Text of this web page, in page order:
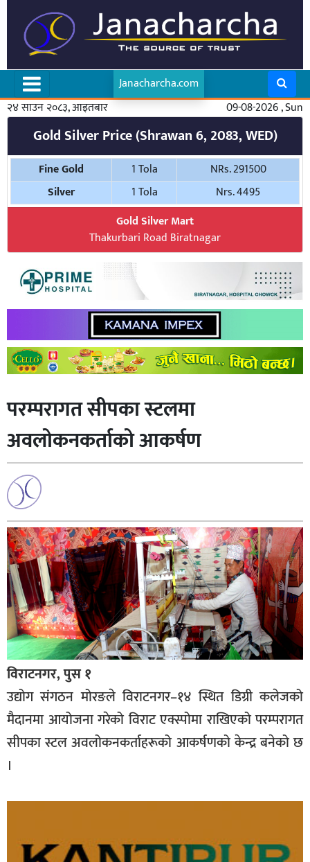
Janacharcha.com
२४ साउन २०८३, आइतबार
09-08-2026 , Sun
Gold Silver Price (Shrawan 6, 2083, WED)
Fine Gold 1 Tola
NRs. 291500
Silver
1 Tola
Nrs. 4495
Gold Silver Mart
Thakurbari Road Biratnagar
परम्परागत सीपका स्टलमा
अवलोकनकर्ताको आकर्षण
विराटनगर, पुस १
उद्योग संगठन मोरङले विराटनगर–१४ स्थित डिग्री कलेजको
मैदानमा आयोजना गरेको विराट एक्स्पोमा राखिएको परम्परागत
सीपका स्टल अवलोकनकर्ताहरूको आकर्षणको केन्द्र बनेको छ
।